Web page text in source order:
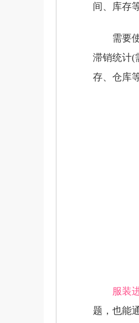
间、库存等
需要使
滞销统计(
存、仓库
服装
题，也能